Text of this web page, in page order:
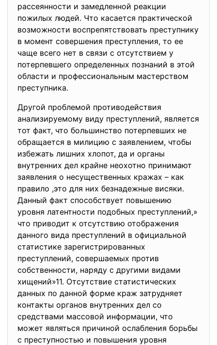
рассеянности и замедленной реакции
пожилых людей. Что касается практической
возможности воспрепятствовать преступнику
в момент совершения преступления, то ее
чаще всего нет в связи с отсутствием у
потерпевшего определенных познаний в этой
области и профессиональным мастерством
преступника.
Другой проблемой противодействия
анализируемому виду преступлений, является
тот факт, что большинство потерпевших не
обращается в милицию с заявлением, чтобы
избежать лишних хлопот, да и органы
внутренних дел крайне неохотно принимают
заявления о несущественных кражах – как
правило ,это для них безнадежные висяки.
Данный факт способствует повышению
уровня латентности подобных преступлений,»
что приводит к отсутствию отображения
данного вида преступлений в официальной
статистике зарегистрированных
преступлений, совершаемых против
собственности, наряду с другими видами
хищений»11. Отсутствие статистических
данных по данной форме краж затрудняет
контакты органов внутренних дел со
средствами массовой информации, что
может являться причиной ослабления борьбы
с преступностью и повышения уровня